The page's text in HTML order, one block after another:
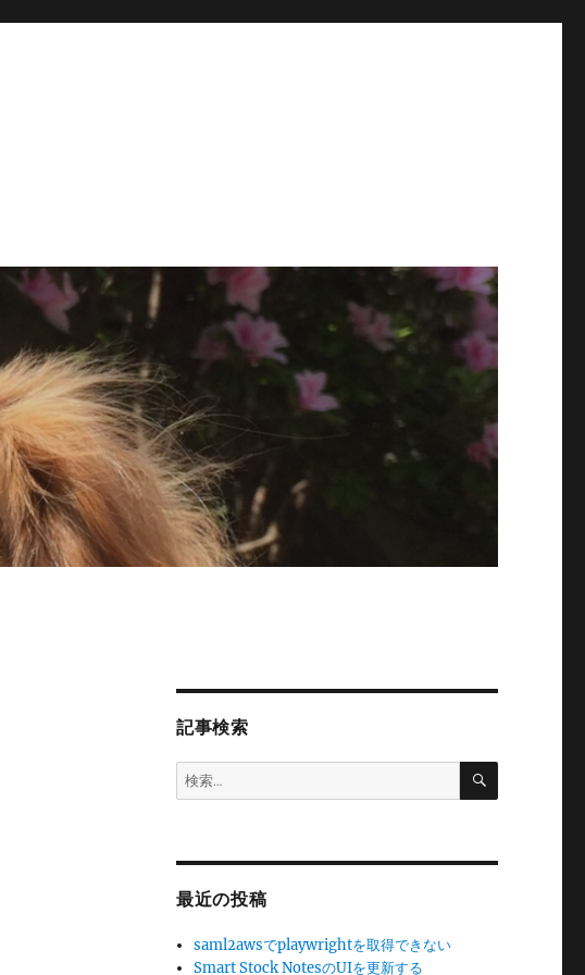
記事検索
検
索:
検
最近の投稿
saml2awsでplaywrightを取得できない
Smart Stock NotesのUIを更新する